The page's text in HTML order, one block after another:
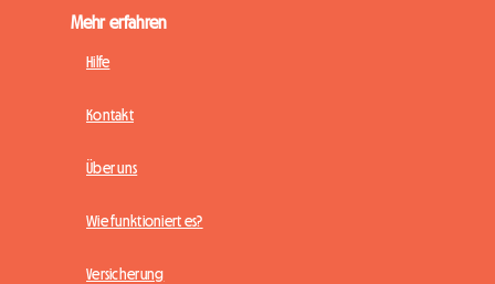
Mehr erfahren
Hilfe
Kontakt
Über uns
Wie funktioniert es?
Versicherung